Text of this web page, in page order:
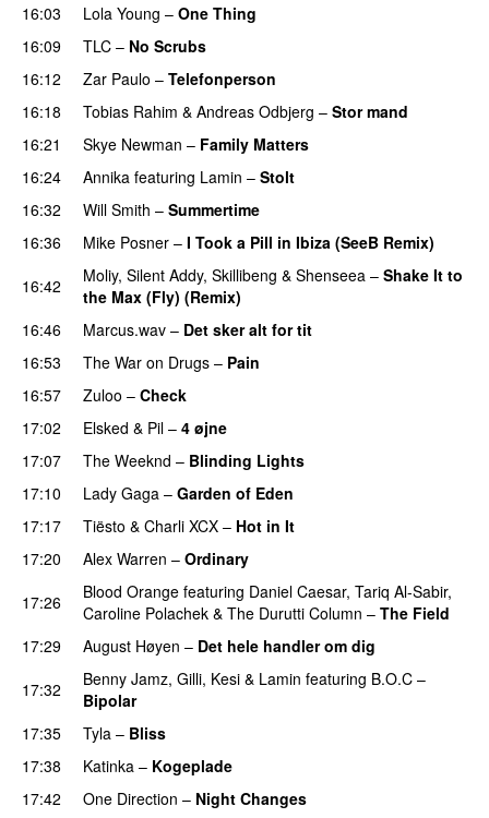
16:03 Lola Young – One Thing
16:09 TLC – No Scrubs
16:12
Zar Paulo – Telefonperson
16:18 Tobias Rahim & Andreas Odbjerg – Stor mand
16:21
Skye Newman – Family Matters
16:24 Annika featuring Lamin – Stolt
16:32
Will Smith – Summertime
16:36 Mike Posner – I Took a Pill in Ibiza (SeeB Remix)
16:42
Moliy, Silent Addy, Skillibeng & Shenseea – Shake It to
the Max (Fly) (Remix)
16:46
Marcus.wav – Det sker alt for tit
16:53 The War on Drugs – Pain
16:57
Zuloo – Check
17:02
Elsked & Pil – 4 øjne
17:07
The Weeknd – Blinding Lights
17:10
Lady Gaga – Garden of Eden
17:17
Tiësto & Charli XCX – Hot in It
17:20
Alex Warren – Ordinary
17:26
Blood Orange featuring Daniel Caesar, Tariq Al-Sabir,
Caroline Polachek & The Durutti Column – The Field
17:29
August Høyen – Det hele handler om dig
17:32 Benny Jamz, Gilli, Kesi & Lamin featuring B.O.C –
Bipolar
17:35
Tyla – Bliss
17:38
Katinka – Kogeplade
17:42 One Direction – Night Changes